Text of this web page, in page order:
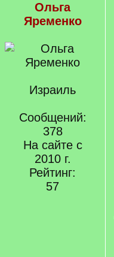
Ольга
Яременко
Израиль
Сообщений:
378
На сайте с
2010 г.
Рейтинг:
57